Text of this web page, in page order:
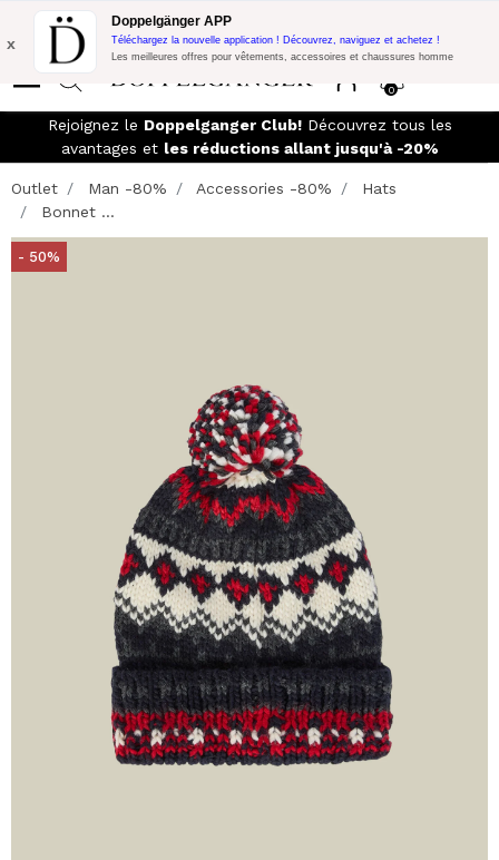
Promo Flash: 10% de réduction supplémentaire sur 300€ d'achat
avec le code:
0
x
Doppelgänger APP
Téléchargez la nouvelle application ! Découvrez, naviguez et achetez !
Les meilleures offres pour vêtements, accessoires et chaussures homme
Rejoignez le Doppelganger Club!Découvrez tous les
avantages et les réductions allant jusqu'à -20%
Outlet Man -80% Accessories -80%
Hats
Bonnet ...
- 50%